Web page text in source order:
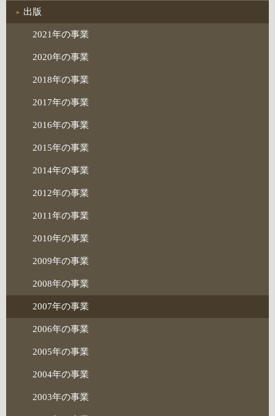
出版
2021年の事業
2020年の事業
2018年の事業
2017年の事業
2016年の事業
2015年の事業
2014年の事業
2012年の事業
2011年の事業
2010年の事業
2009年の事業
2008年の事業
2007年の事業
2006年の事業
2005年の事業
2004年の事業
2003年の事業